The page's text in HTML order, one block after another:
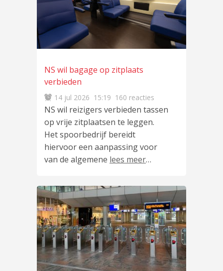
NS wil bagage op zitplaats
verbieden
14 jul 2026 15:19 160 reacties
NS wil reizigers verbieden tassen
op vrije zitplaatsen te leggen.
Het spoorbedrijf bereidt
hiervoor een aanpassing voor
van de algemene lees meer…